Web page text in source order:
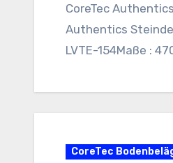
CoreTec
Authentics
LVTE-154Maße :
CoreTec